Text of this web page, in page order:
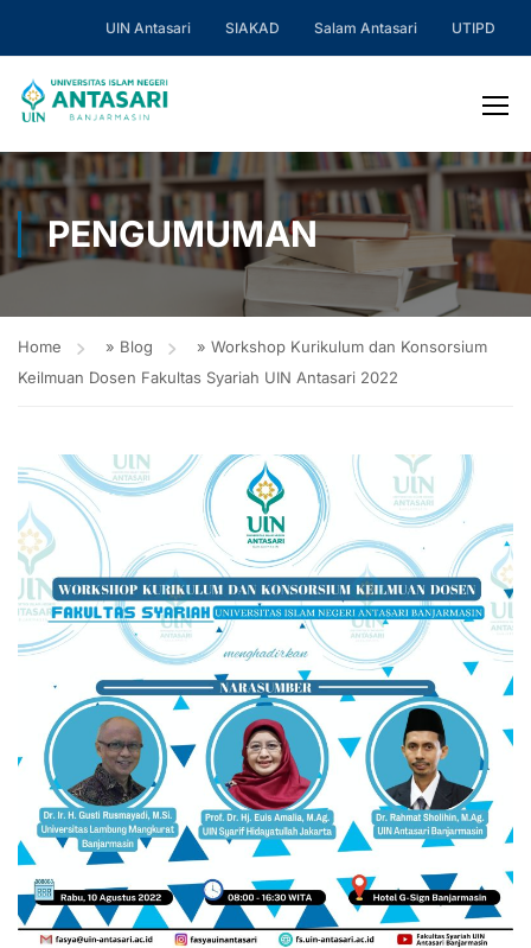
UIN Antasari SIAKAD Salam Antasari UTIPD
PENGUMUMAN
Home » Blog » Workshop Kurikulum dan Konsorsium
Keilmuan Dosen Fakultas Syariah UIN Antasari 2022